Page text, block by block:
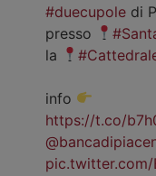
#duecupole di
presso
la
info
https://t.co/
pic.twitter.com/